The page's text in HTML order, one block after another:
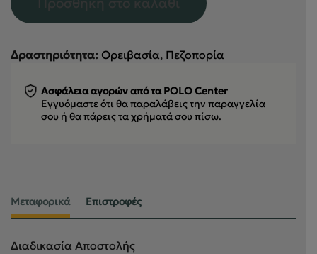
Δραστηριότητα: Ορειβασία, Πεζοπορία
Ασφάλεια αγορών από τα POLO Center
Εγγυόμαστε ότι θα παραλάβεις την παραγγελία
σου ή θα πάρεις τα χρήματά σου πίσω.
Μεταφορικά Επιστροφές
Διαδικασία Αποστολής